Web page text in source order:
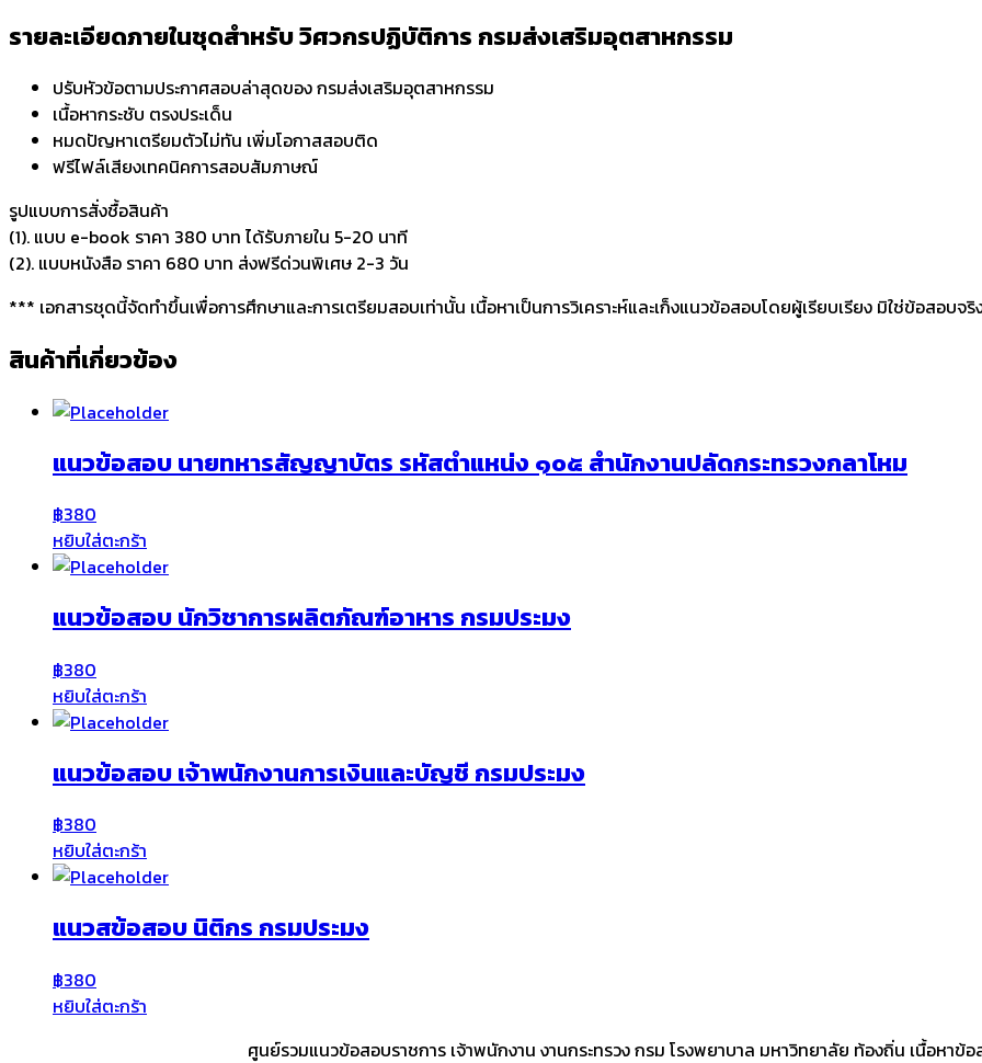
รายละเอียดภายในชุดสำหรับ วิศวกรปฏิบัติการ กรมส่งเสริมอุตสาหกรรม
ปรับหัวข้อตามประกาศสอบล่าสุดของ กรมส่งเสริมอุตสาหกรรม
เนื้อหากระชับ ตรงประเด็น
หมดปัญหาเตรียมตัวไม่ทัน เพิ่มโอกาสสอบติด
ฟรีไฟล์เสียงเทคนิคการสอบสัมภาษณ์
รูปแบบการสั่งชื้อสินค้า
(1). แบบ e-book ราคา 380 บาท ได้รับภายใน 5-20 นาที
(2). แบบหนังสือ ราคา 680 บาท ส่งฟรีด่วนพิเศษ 2-3 วัน
*** เอกสารชุดนี้จัดทำขึ้นเพื่อการศึกษาและการเตรียมสอบเท่านั้น เนื้อหาเป็นการวิเคราะห์และเก็งแนวข้อสอบโดยผู้เรียบเรียง มิใช่ข้อสอบจ
สินค้าที่เกี่ยวข้อง
แนวข้อสอบ นายทหารสัญญาบัตร รหัสตำแหน่ง ๑๐๕ สำนักงานปลัดกระทรวงกลาโหม
฿380
หยิบใส่ตะกร้า
แนวข้อสอบ นักวิชาการผลิตภัณฑ์อาหาร กรมประมง
฿380
หยิบใส่ตะกร้า
แนวข้อสอบ เจ้าพนักงานการเงินและบัญชี กรมประมง
฿380
หยิบใส่ตะกร้า
แนวสข้อสอบ นิติกร กรมประมง
฿380
หยิบใส่ตะกร้า
ศูนย์รวมแนวข้อสอบราชการ เจ้าพนักงาน งานกระทรวง กรม โรงพยาบาล มหาวิทยาลัย ท้องถิ่น เนื้อหา